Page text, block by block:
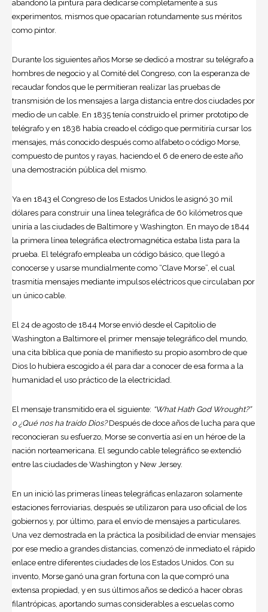
abandonó la pintura para dedicarse completamente a sus
experimentos, mismos que opacarían rotundamente sus méritos
como pintor.
Durante los siguientes años Morse se dedicó a mostrar su telégrafo a
hombres de negocio y al Comité del Congreso, con la esperanza de
recaudar fondos que le permitieran realizar las pruebas de
transmisión de los mensajes a larga distancia entre dos ciudades por
medio de un cable. En 1835 tenía construido el primer prototipo de
telégrafo y en 1838 había creado el código que permitiría cursar los
mensajes, más conocido después como alfabeto o código Morse
compuesto de puntos y rayas, haciendo el 6 de enero de este año
una demostración pública del mismo.
Ya en 1843 el Congreso de los Estados Unidos le asignó 30 mil
dólares para construir una línea telegráfica de 60 kilómetros que
uniría a las ciudades de Baltimore y Washington. En mayo de 1844
la primera línea telegráfica electromagnética estaba lista para la
prueba. El telégrafo empleaba un código básico, que llegó a
conocerse y usarse mundialmente como “Clave Morse”, el cual
trasmitía mensajes mediante impulsos eléctricos que circulaban por
un único cable.
El 24 de agosto de 1844 Morse envió desde el Capitolio de
Washington a Baltimore el primer mensaje telegráfico del mundo,
una cita bíblica que ponía de manifiesto su propio asombro de que
Dios lo hubiera escogido a él para dar a conocer de esa forma a la
humanidad el uso práctico de la electricidad.
El mensaje transmitido era el siguiente: “What Hath God Wrought?”
o ¿Qué nos ha traído Dios?Después de doce años de lucha para que
reconocieran su esfuerzo, Morse se convertía así en un héroe de la
nación norteamericana. El segundo cable telegráfico se extendió
entre las ciudades de Washington y New Jersey.
En un inició las primeras líneas telegráficas enlazaron solamente
estaciones ferroviarias, después se utilizaron para uso oficial de los
gobiernos y, por último, para el envío de mensajes a particulares.
Una vez demostrada en la práctica la posibilidad de enviar mensajes
por ese medio a grandes distancias, comenzó de inmediato el rápido
enlace entre diferentes ciudades de los Estados Unidos. Con su
invento, Morse ganó una gran fortuna con la que compró una
extensa propiedad, y en sus últimos años se dedicó a hacer obras
filantrópicas, aportando sumas considerables a escuelas como